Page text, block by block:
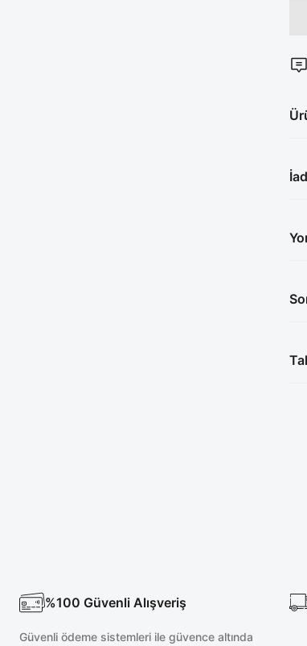
%100 Güvenli Alışveriş
Güvenli ödeme sistemleri ile güvence altında